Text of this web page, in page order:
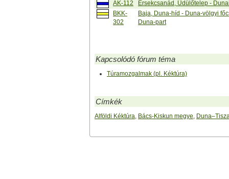
AK-112
Érsekcsanád, Üdülőtelep -
BKK-
302
Baja, Duna-híd - Duna-völgyi
Duna-part
Kapcsolódó fórum téma
Túramozgalmak (pl. Kéktúra)
Címkék
Alföldi Kéktúra, Bács-Kiskun megye,